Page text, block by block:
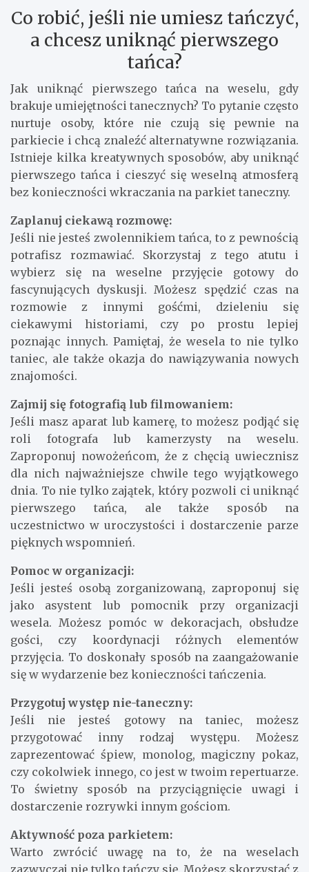
Co robić, jeśli nie umiesz tańczyć,
a chcesz uniknąć pierwszego
tańca?
Jak uniknąć pierwszego tańca na weselu, gdy
brakuje umiejętności tanecznych? To pytanie często
nurtuje osoby, które nie czują się pewnie na
parkiecie i chcą znaleźć alternatywne rozwiązania.
Istnieje kilka kreatywnych sposobów, aby uniknąć
pierwszego tańca i cieszyć się weselną atmosferą
bez konieczności wkraczania na parkiet taneczny.
Zaplanuj ciekawą rozmowę:
Jeśli nie jesteś zwolennikiem tańca, to z pewnością
potrafisz rozmawiać. Skorzystaj z tego atutu i
wybierz się na weselne przyjęcie gotowy do
fascynujących dyskusji. Możesz spędzić czas na
rozmowie z innymi gośćmi, dzieleniu się
ciekawymi historiami, czy po prostu lepiej
poznając innych. Pamiętaj, że wesela to nie tylko
taniec, ale także okazja do nawiązywania nowych
znajomości.
Zajmij się fotografią lub filmowaniem:
Jeśli masz aparat lub kamerę, to możesz podjąć się
roli fotografa lub kamerzysty na weselu.
Zaproponuj nowożeńcom, że z chęcią uwiecznisz
dla nich najważniejsze chwile tego wyjątkowego
dnia. To nie tylko zajątek, który pozwoli ci uniknąć
pierwszego tańca, ale także sposób na
uczestnictwo w uroczystości i dostarczenie parze
pięknych wspomnień.
Pomoc w organizacji:
Jeśli jesteś osobą zorganizowaną, zaproponuj się
jako asystent lub pomocnik przy organizacji
wesela. Możesz pomóc w dekoracjach, obsłudze
gości, czy koordynacji różnych elementów
przyjęcia. To doskonały sposób na zaangażowanie
się w wydarzenie bez konieczności tańczenia.
Przygotuj występ nie-taneczny:
Jeśli nie jesteś gotowy na taniec, możesz
przygotować inny rodzaj występu. Możesz
zaprezentować śpiew, monolog, magiczny pokaz,
czy cokolwiek innego, co jest w twoim repertuarze.
To świetny sposób na przyciągnięcie uwagi i
dostarczenie rozrywki innym gościom.
Aktywność poza parkietem:
Warto zwrócić uwagę na to, że na weselach
zazwyczaj nie tylko tańczy się. Możesz skorzystać z